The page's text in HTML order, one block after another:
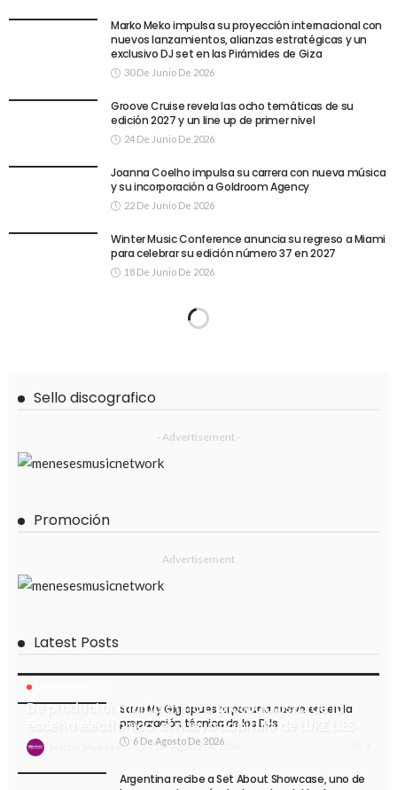
Marko Meko impulsa su proyección internacional con
nuevos lanzamientos, alianzas estratégicas y un
exclusivo DJ set en las Pirámides de Giza
30 De Junio De 2026
Groove Cruise revela las ocho temáticas de su
edición 2027 y un line up de primer nivel
24 De Junio De 2026
Joanna Coelho impulsa su carrera con nueva música
y su incorporación a Goldroom Agency
22 De Junio De 2026
Winter Music Conference anuncia su regreso a Miami
para celebrar su edición número 37 en 2027
18 De Junio De 2026
Sello discografico
- Advertisement -
Promoción
Advertisement
Latest Posts
De productor multiplatino a protagonista de la
escena electrónica: el nuevo capítulo de LUKE LIES
Martin Meneses 7 De Agosto De 2026
Save My Gig apuesta por una nueva era en la
preparación técnica de los DJs
6 De Agosto De 2026
Argentina recibe a Set About Showcase, uno de